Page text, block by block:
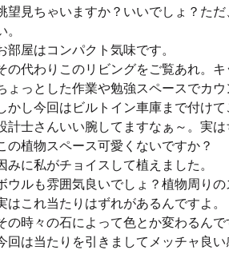
望見ちゃいますか？いいでしょ？た
。
部屋はコンパクト気味です。
の代わりこのリビングをご覧あれ。
ょっとした作業や勉強スペースでカ
かし今回はビルトイン車庫まで付けて
計士さんいい腕してますなぁ～。実
の植物スペース可愛くないですか？
みに私がチョイスして植えました。
ウルも雰囲気良いでしょ？植物周り
はこれ当たりはずれがあるんですよ。
の時々の石によって色とか変わるんで
回は当たりを引きましてメッチャ良い